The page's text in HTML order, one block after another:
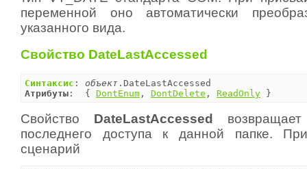
переменной оно автоматически
указанного вида.
Свойство DateLastAccessed
Синтаксис : объект
Атрибуты :  { DontEnum , DontDelete , ReadOnly }
Свойство DateLastAccessed
последнего доступа к данной папке.
сценарий